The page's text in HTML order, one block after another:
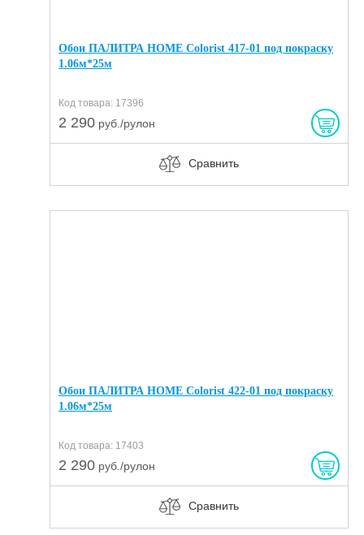
Обои ПАЛИТРА HOME Colorist 417-01 под покраску
1.06м*25м
Код товара: 17396
2 290 руб./рулон
Сравнить
Обои ПАЛИТРА HOME Colorist 422-01 под покраску
1.06м*25м
Код товара: 17403
2 290 руб./рулон
Сравнить